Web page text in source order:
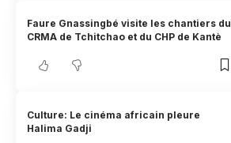
Faure Gnassingbé visite les chantiers du
CRMA de Tchitchao et du CHP de Kantè
Culture: Le cinéma africain pleure
Halima Gadji